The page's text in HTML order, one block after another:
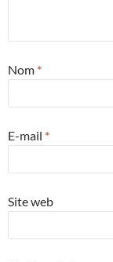
Nom *
E-mail *
Site web